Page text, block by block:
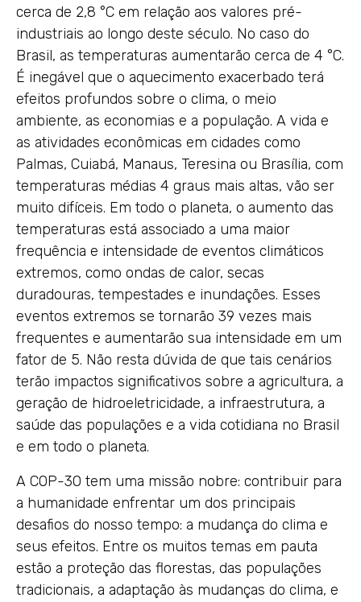
cerca de 2,8 °C em relação aos valores pré-
industriais ao longo deste século. No caso do
Brasil, as temperaturas aumentarão cerca de 4 °C.
É inegável que o aquecimento exacerbado terá
efeitos profundos sobre o clima, o meio
ambiente, as economias e a população. A vida e
as atividades econômicas em cidades como
Palmas, Cuiabá, Manaus, Teresina ou Brasília, com
temperaturas médias 4 graus mais altas, vão ser
muito difíceis. Em todo o planeta, o aumento das
temperaturas está associado a uma maior
frequência e intensidade de eventos climáticos
extremos, como ondas de calor, secas
duradouras, tempestades e inundações. Esses
eventos extremos se tornarão 39 vezes mais
frequentes e aumentarão sua intensidade em um
fator de 5. Não resta dúvida de que tais cenários
terão impactos significativos sobre a agricultura, a
geração de hidroeletricidade, a infraestrutura, a
saúde das populações e a vida cotidiana no Brasil
e em todo o planeta.
A COP-30 tem uma missão nobre: contribuir para
a humanidade enfrentar um dos principais
desafios do nosso tempo: a mudança do clima e
seus efeitos. Entre os muitos temas em pauta
estão a proteção das florestas, das populações
tradicionais, a adaptação às mudanças do clima, e